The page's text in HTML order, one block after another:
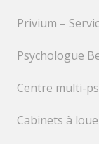
Privium –
Psychologue
Centre multi-
Cabinets à